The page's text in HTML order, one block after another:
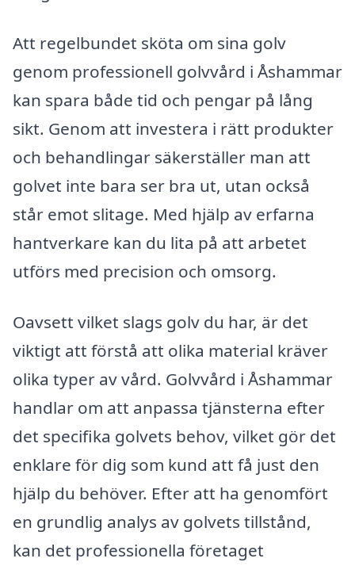
Att regelbundet sköta om sina golv
genom professionell golvvård i Åshammar
kan spara både tid och pengar på lång
sikt. Genom att investera i rätt produkter
och behandlingar säkerställer man att
golvet inte bara ser bra ut, utan också
står emot slitage. Med hjälp av erfarna
hantverkare kan du lita på att arbetet
utförs med precision och omsorg.
Oavsett vilket slags golv du har, är det
viktigt att förstå att olika material kräver
olika typer av vård. Golvvård i Åshammar
handlar om att anpassa tjänsterna efter
det specifika golvets behov, vilket gör det
enklare för dig som kund att få just den
hjälp du behöver. Efter att ha genomfört
en grundlig analys av golvets tillstånd,
kan det professionella företaget